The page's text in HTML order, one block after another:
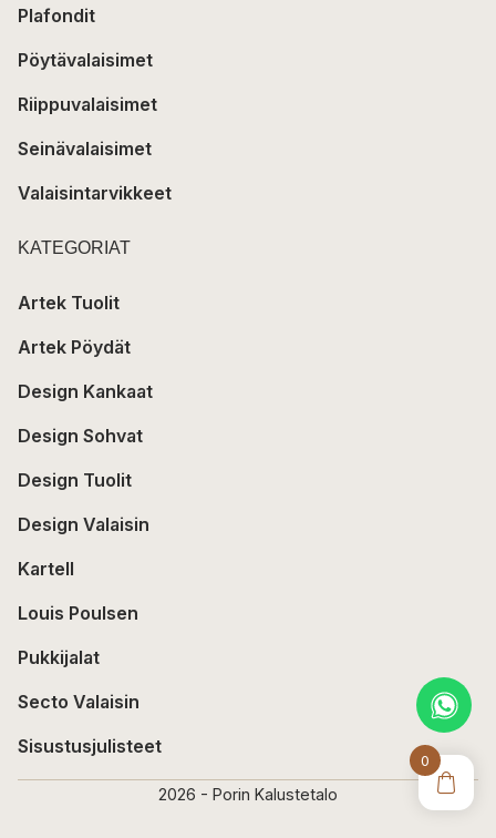
0
Plafondit
Pöytävalaisimet
Riippuvalaisimet
Seinävalaisimet
Valaisintarvikkeet
KATEGORIAT
Artek Tuolit
Artek Pöydät
Design Kankaat
Design Sohvat
Design Tuolit
Design Valaisin
Kartell
Louis Poulsen
Pukkijalat
Secto Valaisin
Sisustusjulisteet
2026 - Porin Kalustetalo